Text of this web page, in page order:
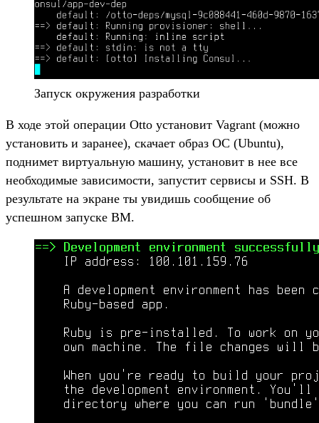
Запуск окружения разработки
В ходе этой операции Otto установит Vagrant (можно
установить и заранее), скачает образ ОС (Ubuntu),
поднимет виртуальную машину, установит в нее все
необходимые зависимости, запустит сервисы и SSH. В
результате на экране ты увидишь сообщение об
успешном запуске ВМ.